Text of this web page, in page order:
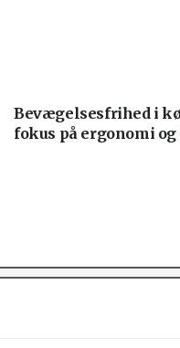
Bevægelsesfrihed i
fokus på ergonomi